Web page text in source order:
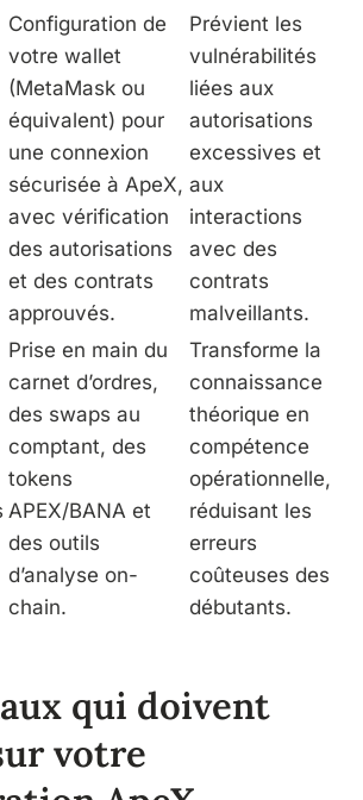
Configuration de
votre wallet
(MetaMask ou
équivalent) pour
une connexion
sécurisée à ApeX,
avec vérification
des autorisations
et des contrats
approuvés.
Prévient les
vulnérabilités
liées aux
autorisations
excessives et
aux
interactions
avec des
contrats
malveillants.
Prise en main du
carnet d’ordres,
des swaps au
comptant, des
tokens
APEX/BANA et
des outils
d’analyse on-
chain.
Transforme la
connaissance
théorique en
compétence
opérationnelle,
réduisant les
erreurs
coûteuses des
débutants.
qui doivent
votre